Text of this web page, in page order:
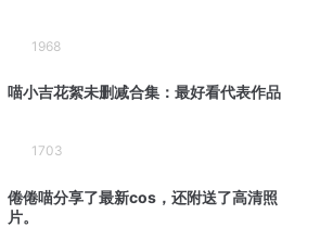
1968
喵小吉花絮未删减合集：最好看代表作品
1703
倦倦喵分享了最新cos，还附送了高清照
片。